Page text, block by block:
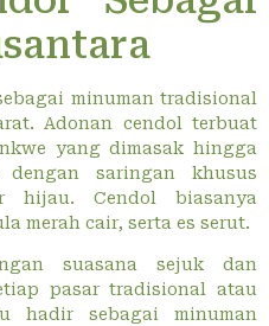
minuman tradisional
Adonan cendol terbuat
yang dimasak hingga
saringan khusus
hijau. Cendol biasanya
merah cair, serta es serut.
suasana sejuk dan
pasar tradisional atau
hadir sebagai minuman